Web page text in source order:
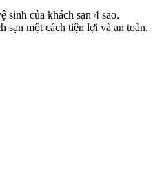
sinh của khách sạn 4 sao.
sạn một cách tiện lợi và an toàn.